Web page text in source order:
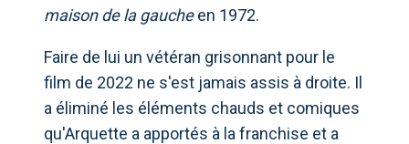
maison de la gaucheen 1972.
Faire de lui un vétéran grisonnant pour le
film de 2022 ne s'est jamais assis à droite. Il
a éliminé les éléments chauds et comiques
qu'Arquette a apportés à la franchise et a